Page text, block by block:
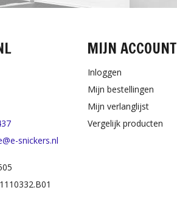
snickers.nl
MIJN ACCOUNT
Inloggen
Mijn bestellingen
Mijn verlanglijst
Vergelijk producten